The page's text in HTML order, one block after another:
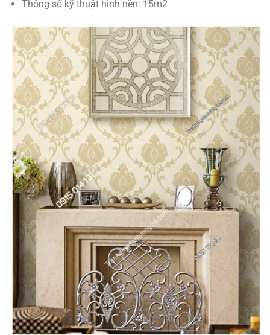
Thông số kỹ thuật hình nền: 15m2